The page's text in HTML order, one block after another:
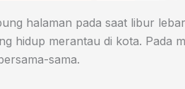
halaman pada saat libur
hidup merantau di kota.
sama.